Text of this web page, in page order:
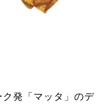
発「マッタ」のデ